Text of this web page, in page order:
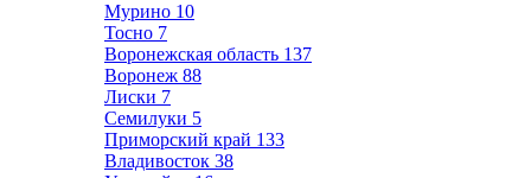
Мурино 10
Тосно 7
Воронежская область 137
Воронеж 88
Лиски 7
Семилуки 5
Приморский край 133
Владивосток 38